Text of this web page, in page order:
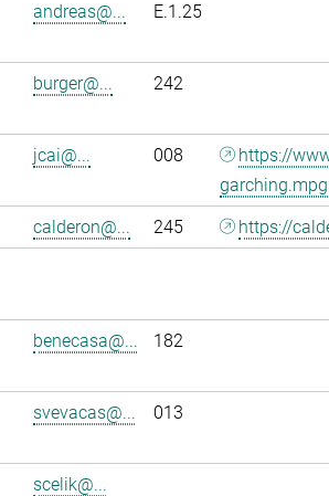
andreas@... E.1.25
burger@... 242
jcai@... 008
https://
calderon@... 245
https://
benecasa@... 182
svevacas@... 013
scelik@...